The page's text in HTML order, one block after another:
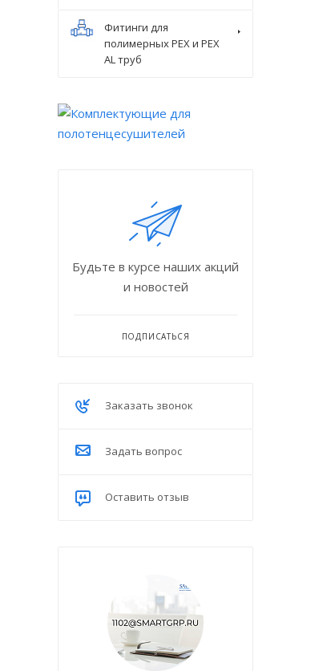
Фитинги для
полимерных PEX и PEX
AL труб
Будьте в курсе наших акций
и новостей
ПОДПИСАТЬСЯ
Заказать звонок
Задать вопрос
Оставить отзыв